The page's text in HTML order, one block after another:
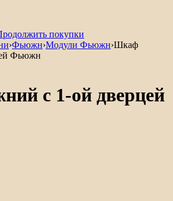
покупки
›Фьюжн›Модули Фьюжн›Шкаф
Фьюжн
с 1-ой дверцей